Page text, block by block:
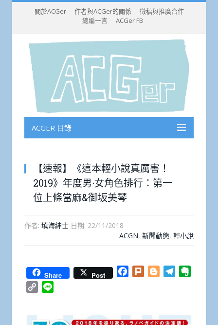
關於ACGer 作者與ACGer的關係
徵稿與推廣合作
總編一言
ACGer FB
ACGER 目錄
【速報】《這本輕小說真厲害！
2019》年度男·女角色排行：第一
位上條當麻&御坂美琴
作者: 填海紳士 日期: 22/11/2018
ACGN, 新聞動態, 輕小說
Share Post Facebook
Plurk BloggerTelegram
Copy